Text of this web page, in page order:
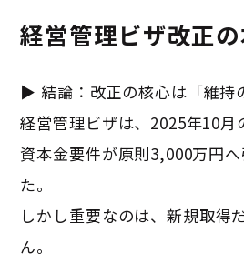
経営管理ビザ改正
▶ 結論：改正の核心は「維持
経営管理ビザは、2025年10月
資本金要件が原則3,000万円
た。
しかし重要なのは、新規取得
ん。